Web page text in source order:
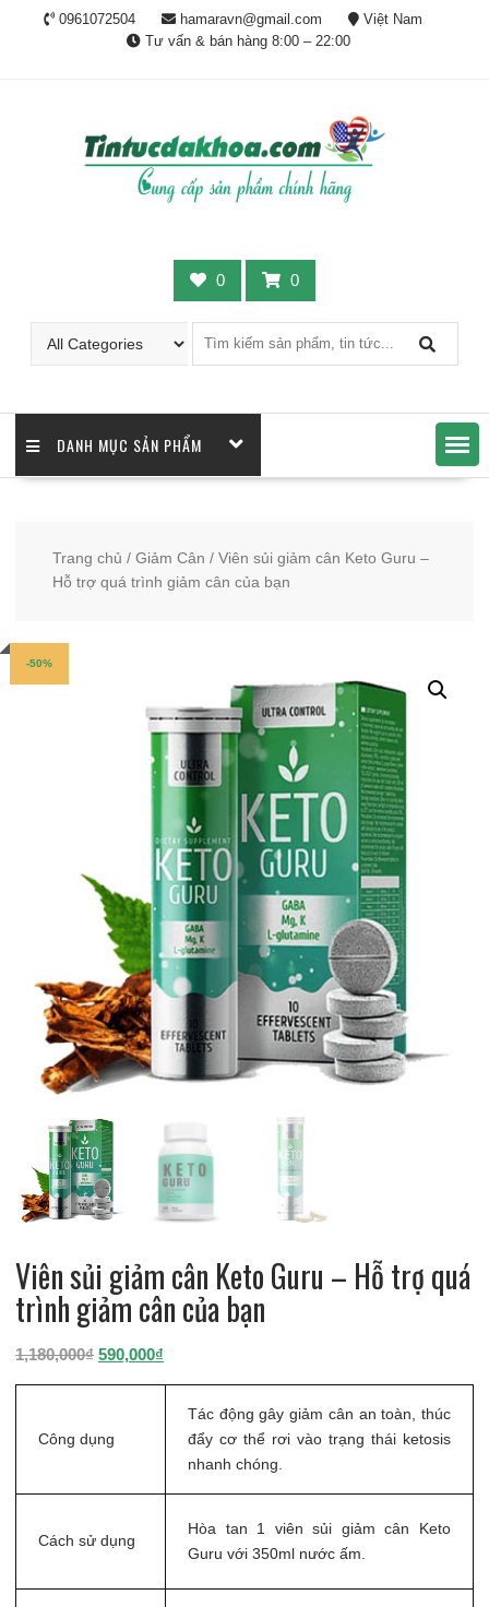
0961072504 hamaravn@gmail.com
Việt Nam
Tư vấn & bán hàng 8:00 – 22:00
0 0
DANH MỤC SẢN PHẨM
Trang chủ / Giảm Cân / Viên sủi giảm cân Keto Guru –
Hỗ trợ quá trình giảm cân của bạn
-50%
Viên sủi giảm cân Keto Guru – Hỗ trợ quá
trình giảm cân của bạn
1,180,000₫ Giá
590,000₫Giá
590,000₫.
Công dụng
Tác động gây giảm cân an toàn, thúc
đẩy cơ thể rơi vào trạng thái ketosis
nhanh chóng.
Cách sử dụng
Hòa tan 1 viên sủi giảm cân Keto
Guru với 350ml nước ấm.